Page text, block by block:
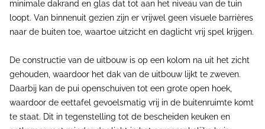
minimale dakrand en glas dat tot aan het niveau van de tuin
loopt. Van binnenuit gezien zijn er vrijwel geen visuele barrières
naar de buiten toe, waartoe uitzicht en daglicht vrij spel krijgen.
De constructie van de uitbouw is op een kolom na uit het zicht
gehouden, waardoor het dak van de uitbouw lijkt te zweven.
Daarbij kan de pui openschuiven tot een grote open hoek,
waardoor de eettafel gevoelsmatig vrij in de buitenruimte komt
te staat. Dit in tegenstelling tot de bescheiden keuken en